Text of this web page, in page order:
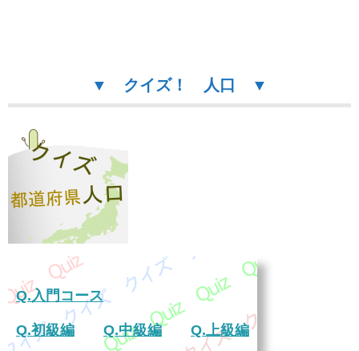
▼ クイズ！ 人口 ▼
Q.入門コース
Q.初級編 Q.中級編 Q.上級編